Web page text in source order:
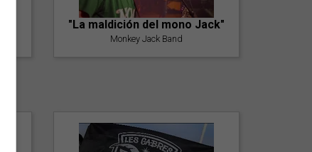
"La maldición del mono Jack"
Monkey Jack Band